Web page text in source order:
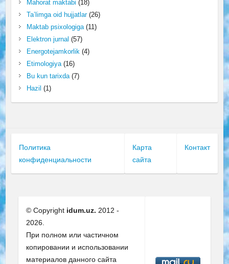
Mahorat maktabi (18)
Ta’limga oid hujjatlar(26)
Maktab psixologiga(11)
Elektron jurnal (57)
Energotejamkorlik(4)
Etimologiya(16)
Bu kun tarixda(7)
Hazil (1)
Политика
конфиденциальности
Карта
сайта
Контакт
© Copyright idum.uz. 2012 -
2026.
При полном или частичном
копировании и использовании
материалов данного сайта